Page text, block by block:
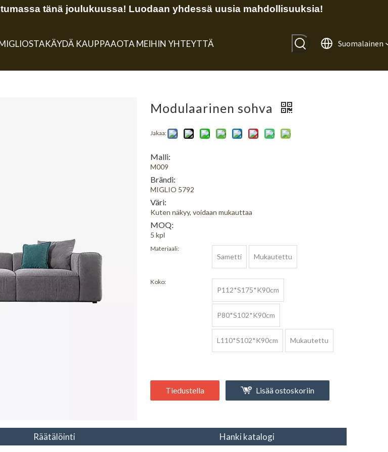
tänä joulukuussa! Luodaan yhdessä uusia mahdollisuuksia!
KÄYDÄ KAUPPAAOTA MEIHIN YHTEYTTÄ Suomalainen
Modulaarinen sohva
Jakaa:
Malli:
M009
Brändi:
MIGLIO 5792
Väri:
Kuten näkyy, voidaan mukauttaa
MOQ:
5 kpl
Materiaali:
Sametti Mukautettu
Koko:
P112*S175*K90cm
P80*S102*K90cm
L110*S102*K90cm Mukautettu
Tiedustella Lisää ostoskoriin
Räätälöinti Hanki katalogi